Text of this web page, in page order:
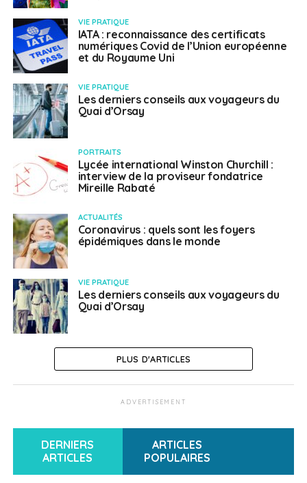
VIE PRATIQUE
IATA : reconnaissance des certificats
numériques Covid de l’Union européenne
et du Royaume Uni
VIE PRATIQUE
Les derniers conseils aux voyageurs du
Quai d’Orsay
PORTRAITS
Lycée international Winston Churchill :
interview de la proviseur fondatrice
Mireille Rabaté
ACTUALITÉS
Coronavirus : quels sont les foyers
épidémiques dans le monde
VIE PRATIQUE
Les derniers conseils aux voyageurs du
Quai d’Orsay
PLUS D'ARTICLES
ADVERTISEMENT
DERNIERS
ARTICLES
ARTICLES
POPULAIRES